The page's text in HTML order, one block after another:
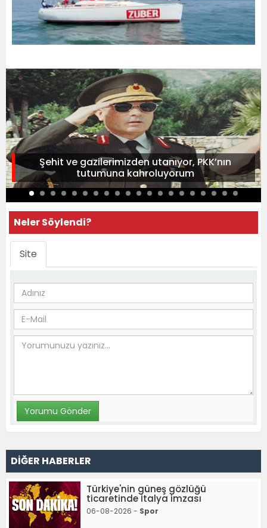
Şehit ve gazilerimizden utanıyor, PKK’nın
tutumuna kahroluyorum
Neler Söylendi?
Site
DİĞER HABERLER
Türkiye'nin güneş gözlüğü
ticaretinde İtalya imzası
06-08-2026 - Spor